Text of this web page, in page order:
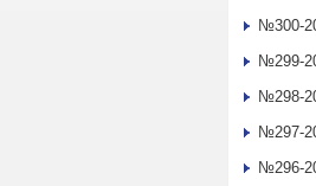
№300-
№299-
№298-
№297-
№296-